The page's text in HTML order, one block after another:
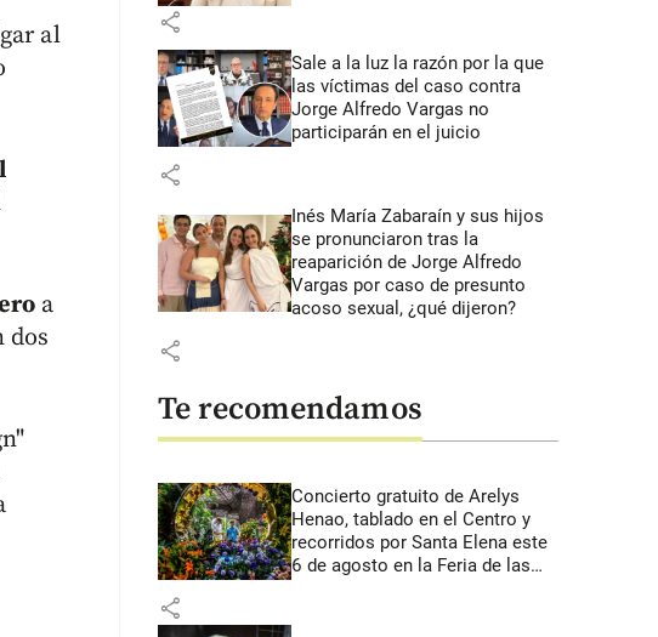
al
a
dos
share
Sale a la luz la razón por la que
las víctimas del caso contra
Jorge Alfredo Vargas no
participarán en el juicio
share
Inés María Zabaraín y sus hijos
se pronunciaron tras la
reaparición de Jorge Alfredo
Vargas por caso de presunto
acoso sexual, ¿qué dijeron?
share
Te recomendamos
Concierto gratuito de Arelys
Henao, tablado en el Centro y
recorridos por Santa Elena este
6 de agosto en la Feria de las
share